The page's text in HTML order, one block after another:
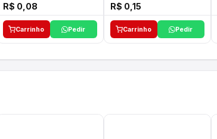
R$ 0,08
Carrinho Pedir
R$ 0,15
Carrinho Pedir